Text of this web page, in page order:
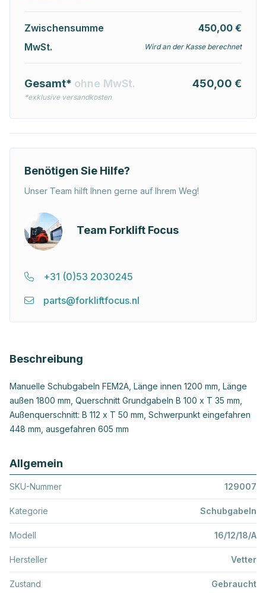
Zwischensumme
450,00 €
MwSt.
Wird an der Kasse berechnet
Gesamt* ohne MwSt.
*exklusive versandkosten
450,00 €
Benötigen Sie Hilfe?
Unser Team hilft Ihnen gerne auf Ihrem Weg!
Team Forklift Focus
+31 (0)53 2030245
parts@forkliftfocus.nl
Beschreibung
Manuelle Schubgabeln FEM2A, Länge innen 1200 mm, Länge
außen 1800 mm, Querschnitt Grundgabeln B 100 x T 35 mm,
Außenquerschnitt: B 112 x T 50 mm, Schwerpunkt eingefahren
448 mm, ausgefahren 605 mm
Allgemein
SKU-Nummer 129007
Kategorie Schubgabeln
Modell 16/12/18/A
Hersteller Vetter
Zustand Gebraucht